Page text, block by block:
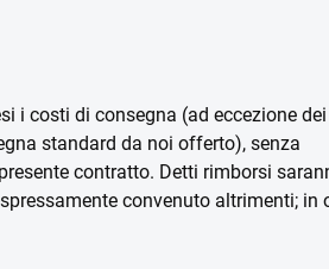
i costi di consegna (ad eccezione dei
standard da noi offerto), senza
contratto. Detti rimborsi
convenuto altrimenti; in